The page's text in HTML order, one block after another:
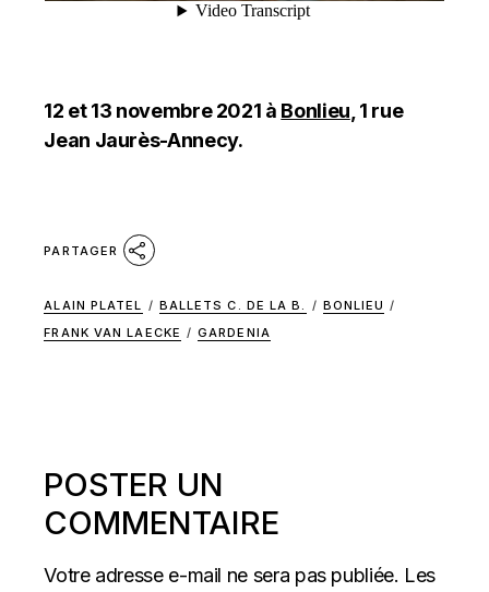
12 et 13 novembre 2021 à Bonlieu , 1 rue
Jean Jaurès-Annecy.
PARTAGER
ALAIN PLATEL / BALLETS C. DE LA B. / BONLIEU /
FRANK VAN LAECKE / GARDENIA
POSTER UN
COMMENTAIRE
Votre adresse e-mail ne sera pas publiée. Les